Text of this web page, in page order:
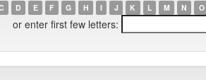
D E F G H I J K L M N O
or enter first few letters: